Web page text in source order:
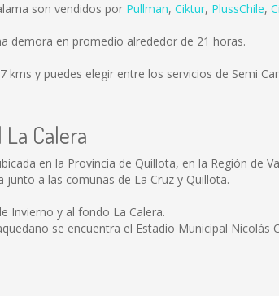
son vendidos por Pullman, Ciktur, PlussChile,
demora en promedio alrededor de 21 horas.
kms y puedes elegir entre los servicios de Semi
Calera
en la Provincia de Quillota, en la Región de
junto a las comunas de La Cruz y Quillota.
Invierno y al fondo La Calera.
se encuentra el Estadio Municipal